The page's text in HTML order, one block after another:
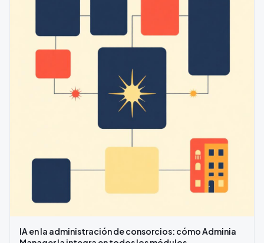
IA en la administración de consorcios: cómo Adminia